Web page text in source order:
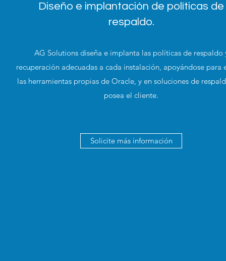
Diseño e implantación de políticas de
respaldo.
AG Solutions diseña e implanta las políticas de respaldo
recuperación adecuadas a cada instalación, apoyándose para
las herramientas propias de Oracle, y en soluciones de
posea el cliente.
Solicite más información